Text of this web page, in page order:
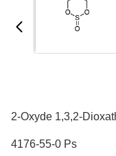
2-Oxyde 1,3,2-
4176-55-0 Ps